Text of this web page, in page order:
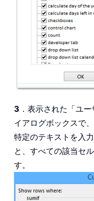
3 ．表示された「ユ
イアログボックスで
特定のテキストを入力
と、すべての該当セ
す。